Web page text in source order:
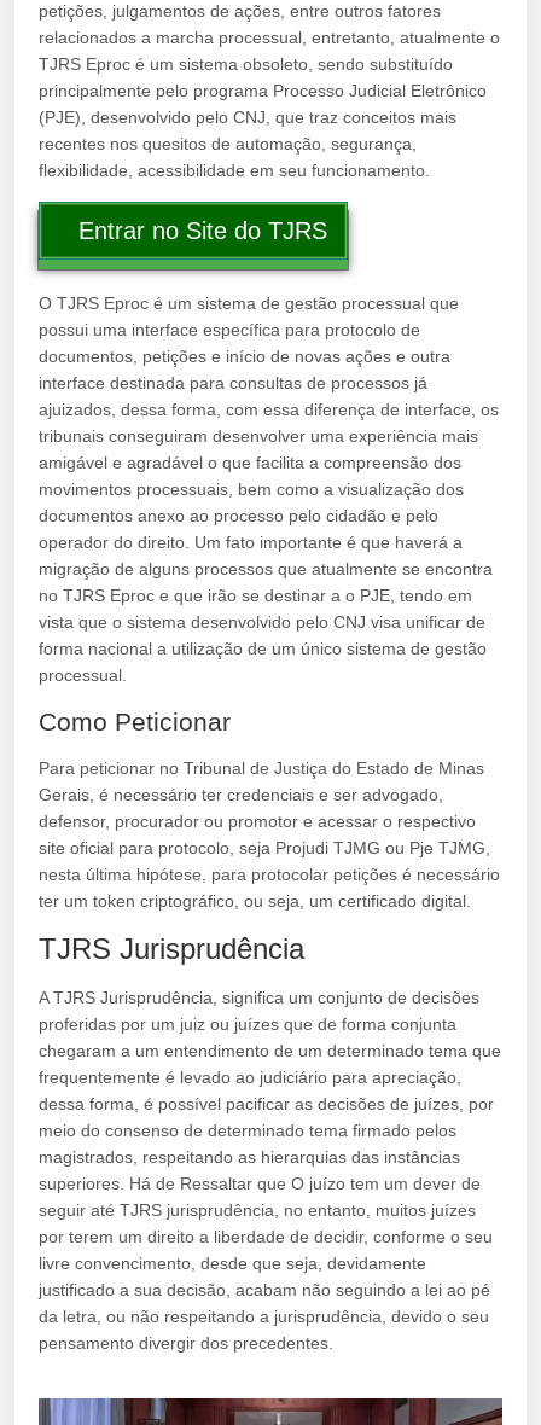
petições, julgamentos de ações, entre outros fatores
relacionados a marcha processual, entretanto, atualmente o
TJRS Eproc é um sistema obsoleto, sendo substituído
principalmente pelo programa Processo Judicial Eletrônico
(PJE), desenvolvido pelo CNJ, que traz conceitos mais
recentes nos quesitos de automação, segurança,
flexibilidade, acessibilidade em seu funcionamento.
Entrar no Site do TJRS
O TJRS Eproc é um sistema de gestão processual que
possui uma interface específica para protocolo de
documentos, petições e início de novas ações e outra
interface destinada para consultas de processos já
ajuizados, dessa forma, com essa diferença de interface, os
tribunais conseguiram desenvolver uma experiência mais
amigável e agradável o que facilita a compreensão dos
movimentos processuais, bem como a visualização dos
documentos anexo ao processo pelo cidadão e pelo
operador do direito. Um fato importante é que haverá a
migração de alguns processos que atualmente se encontra
no TJRS Eproc e que irão se destinar a o PJE, tendo em
vista que o sistema desenvolvido pelo CNJ visa unificar de
forma nacional a utilização de um único sistema de gestão
processual.
Como Peticionar
Para peticionar no Tribunal de Justiça do Estado de Minas
Gerais, é necessário ter credenciais e ser advogado,
defensor, procurador ou promotor e acessar o respectivo
site oficial para protocolo, seja Projudi TJMG ou Pje TJMG,
nesta última hipótese, para protocolar petições é necessário
ter um token criptográfico, ou seja, um certificado digital.
TJRS Jurisprudência
A TJRS Jurisprudência, significa um conjunto de decisões
proferidas por um juiz ou juízes que de forma conjunta
chegaram a um entendimento de um determinado tema que
frequentemente é levado ao judiciário para apreciação,
dessa forma, é possível pacificar as decisões de juízes, por
meio do consenso de determinado tema firmado pelos
magistrados, respeitando as hierarquias das instâncias
superiores. Há de Ressaltar que O juízo tem um dever de
seguir até TJRS jurisprudência, no entanto, muitos juízes
por terem um direito a liberdade de decidir, conforme o seu
livre convencimento, desde que seja, devidamente
justificado a sua decisão, acabam não seguindo a lei ao pé
da letra, ou não respeitando a jurisprudência, devido o seu
pensamento divergir dos precedentes.